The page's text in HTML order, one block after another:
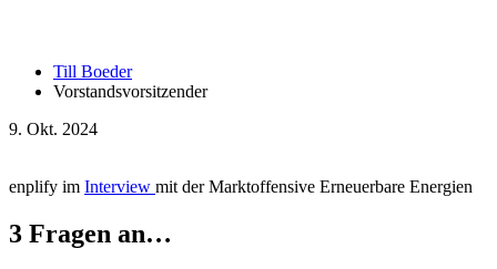
Till Boeder
Vorstandsvorsitzender
9. Okt. 2024
enplify im Interview mit der Marktoffensive Erneuerbare Energien
3 Fragen an…